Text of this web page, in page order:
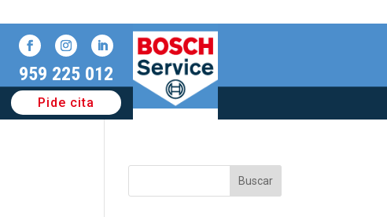
959 225 012
Pide cita
Buscar